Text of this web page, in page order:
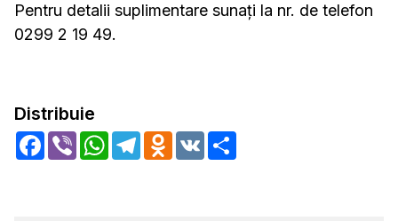
Pentru detalii suplimentare sunați la nr. de telefon
0299 2 19 49.
Distribuie
Facebook
Viber WhatsApp
TelegramOdnoklassniki
VK